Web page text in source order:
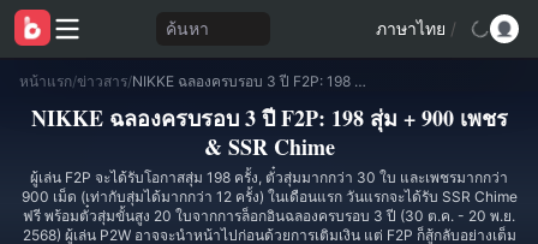
ค้นหา ภาษาไทย /
หน้าแรก/ข่าวสาร/ NIKKE ฉลองครบรอบ 3 ปี F2P: 198 สุ่ม + 900 เพชร & SSR Chime
NIKKE ฉลองครบรอบ 3 ปี F2P: 198 สุ่ม + 900 เพชร
& SSR Chime
ผู้เล่น F2P จะได้รับโอกาสสุ่ม 198 ครั้ง, ตั๋วสุ่มมากกว่า 30 ใบ และเพชรมากกว่า
900 เม็ด (เท่ากับสุ่มได้มากกว่า 12 ครั้ง) ในเดือนแรก วันแรกจะได้รับ SSR Chime
ฟรี พร้อมตั๋วสุ่มขั้นสูง 20 ใบจากการล็อกอินฉลองครบรอบ 3 ปี (30 ต.ค. - 20 พ.ย.
2568) ผู้เล่น P2W อาจจะนำหน้าไปก่อนด้วยการเติมเงิน แต่ F2P ก็สู้กลับอย่างเต็ม